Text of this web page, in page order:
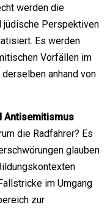
werden die
jüdische Perspektiven
Es werden
Vorfällen im
anhand von
Antisemitismus
die Radfahrer? Es
glauben
im Umgang
zur